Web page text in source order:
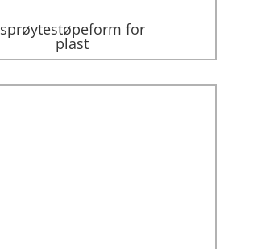
sprøytestøpeform for
plast